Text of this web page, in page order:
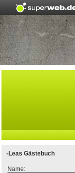
-Leas Gästebuch
Name: